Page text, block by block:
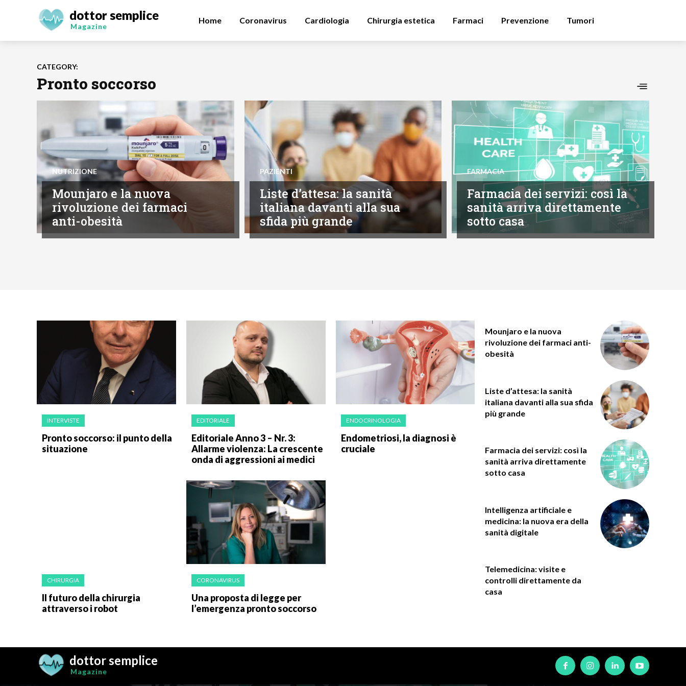
dottor semplice
Magazine
Home Coronavirus Cardiologia Chirurgia estetica Farmaci Prevenzione Tumori
CATEGORY:
Pronto soccorso
NUTRIZIONE
Mounjaro e la nuova
rivoluzione dei farmaci
anti-obesità
PAZIENTI
Liste d’attesa: la sanità
italiana davanti alla sua
sfida più grande
FARMACIA
Farmacia dei servizi: così la
sanità arriva direttamente
sotto casa
INTERVISTE
Pronto soccorso: il punto della
situazione
EDITORIALE
Editoriale Anno 3 – Nr. 3:
Allarme violenza: La crescente
onda di aggressioni ai medici
ENDOCRINOLOGIA
Endometriosi, la diagnosi è
cruciale
CHIRURGIA
Il futuro della chirurgia
attraverso i robot
CORONAVIRUS
Una proposta di legge per
l’emergenza pronto soccorso
Mounjaro e la nuova
rivoluzione dei farmaci anti-
obesità
Liste d’attesa: la sanità
italiana davanti alla sua sfida
più grande
Farmacia dei servizi: così la
sanità arriva direttamente
sotto casa
Intelligenza artificiale e
medicina: la nuova era della
sanità digitale
Telemedicina: visite e
controlli direttamente da
casa
dottor semplice
Magazine